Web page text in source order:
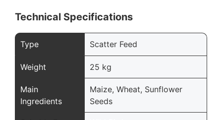
Technical Specifications
Type Scatter Feed
Weight 25 kg
Main
Ingredients
Maize, Wheat, Sunflower
Seeds